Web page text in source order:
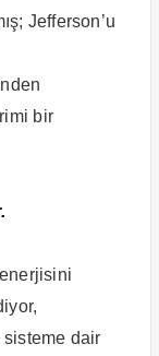
Jefferson’u
bir
enerjisini
dair